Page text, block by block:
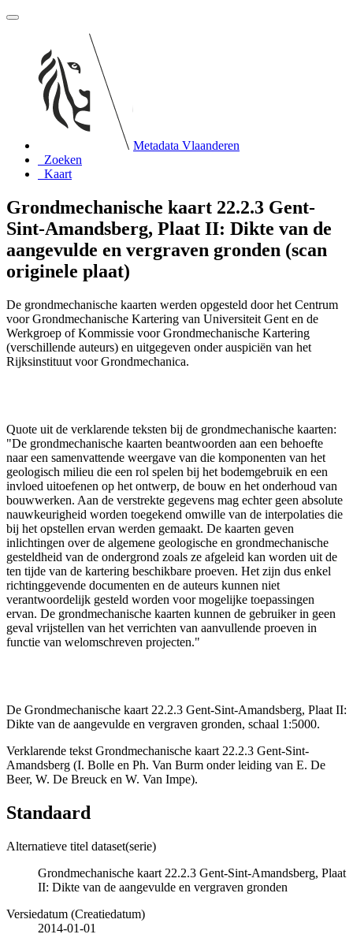
Metadata Vlaanderen
Zoeken
Kaart
Grondmechanische kaart 22.2.3 Gent-
Sint-Amandsberg, Plaat II: Dikte van de
aangevulde en vergraven gronden (scan
originele plaat)
De grondmechanische kaarten werden opgesteld door het Centrum
voor Grondmechanische Kartering van Universiteit Gent en de
Werkgroep of Kommissie voor Grondmechanische Kartering
(verschillende auteurs) en uitgegeven onder auspiciën van het
Rijksinstituut voor Grondmechanica.
Quote uit de verklarende teksten bij de grondmechanische kaarten:
"De grondmechanische kaarten beantwoorden aan een behoefte
naar een samenvattende weergave van die komponenten van het
geologisch milieu die een rol spelen bij het bodemgebruik en een
invloed uitoefenen op het ontwerp, de bouw en het onderhoud van
bouwwerken. Aan de verstrekte gegevens mag echter geen absolute
nauwkeurigheid worden toegekend omwille van de interpolaties die
bij het opstellen ervan werden gemaakt. De kaarten geven
inlichtingen over de algemene geologische en grondmechanische
gesteldheid van de ondergrond zoals ze afgeleid kan worden uit de
ten tijde van de kartering beschikbare proeven. Het zijn dus enkel
richtinggevende documenten en de auteurs kunnen niet
verantwoordelijk gesteld worden voor mogelijke toepassingen
ervan. De grondmechanische kaarten kunnen de gebruiker in geen
geval vrijstellen van het verrichten van aanvullende proeven in
functie van welomschreven projecten."
De Grondmechanische kaart 22.2.3 Gent-Sint-Amandsberg, Plaat II:
Dikte van de aangevulde en vergraven gronden, schaal 1:5000.
Verklarende tekst Grondmechanische kaart 22.2.3 Gent-Sint-
Amandsberg (I. Bolle en Ph. Van Burm onder leiding van E. De
Beer, W. De Breuck en W. Van Impe).
Standaard
Alternatieve titel dataset(serie)
Grondmechanische kaart 22.2.3 Gent-Sint-Amandsberg, Plaat
II: Dikte van de aangevulde en vergraven gronden
Versiedatum (Creatiedatum)
2014-01-01